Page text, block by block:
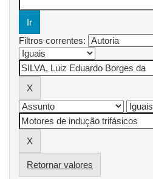
Filtros correntes:
Retornar valores